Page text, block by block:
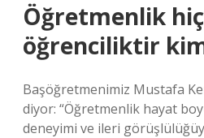
Öğretmenlik
öğrenciliktir
Başöğretmenimiz Mustafa
diyor: “Öğretmenlik hayat
deneyimi ve ileri